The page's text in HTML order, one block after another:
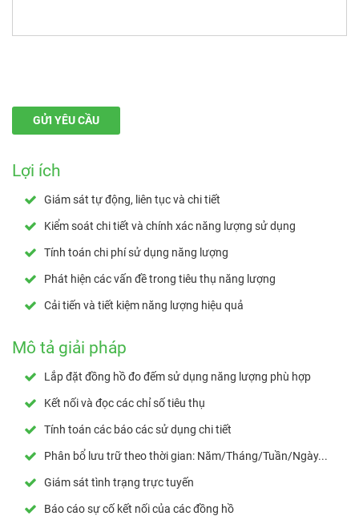
Lợi ích
Giám sát tự động, liên tục và chi tiết
Kiểm soát chi tiết và chính xác năng lượng sử dụng
Tính toán chi phí sử dụng năng lượng
Phát hiện các vấn đề trong tiêu thụ năng lượng
Cải tiến và tiết kiệm năng lượng hiệu quả
Mô tả giải pháp
Lắp đặt đồng hồ đo đếm sử dụng năng lượng phù hợp
Kết nối và đọc các chỉ số tiêu thụ
Tính toán các báo các sử dụng chi tiết
Phân bổ lưu trữ theo thời gian: Năm/Tháng/Tuần/Ngày...
Giám sát tình trạng trực tuyến
Báo cáo sự cố kết nối của các đồng hồ